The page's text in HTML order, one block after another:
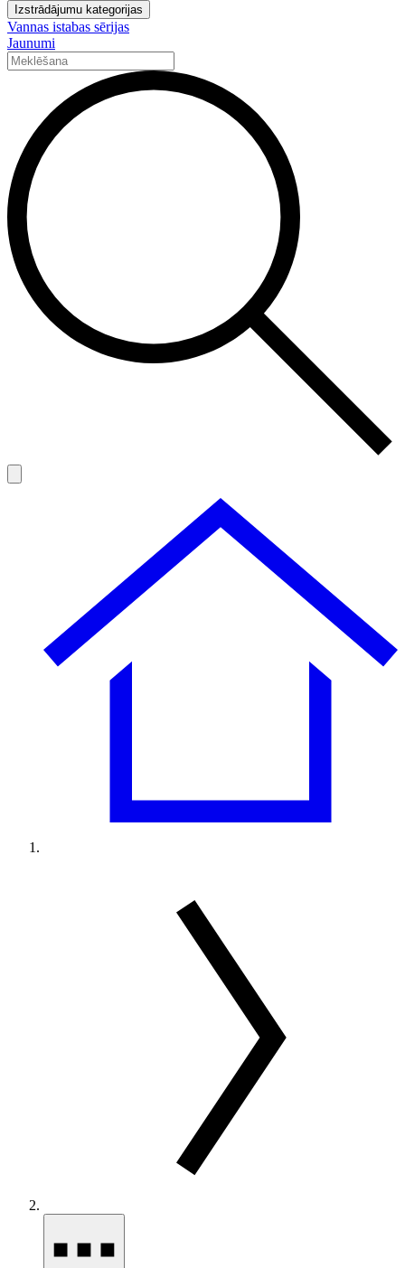
Izstrādājumu kategorijas
Vannas istabas sērijas
Jaunumi